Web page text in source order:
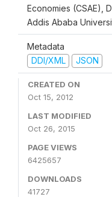
Economies (CSAE),
Addis Ababa
Metadata
DDI/XML
JSON
CREATED ON
Oct 15, 2012
LAST MODIFIED
Oct 26, 2015
PAGE VIEWS
6425657
DOWNLOADS
41727